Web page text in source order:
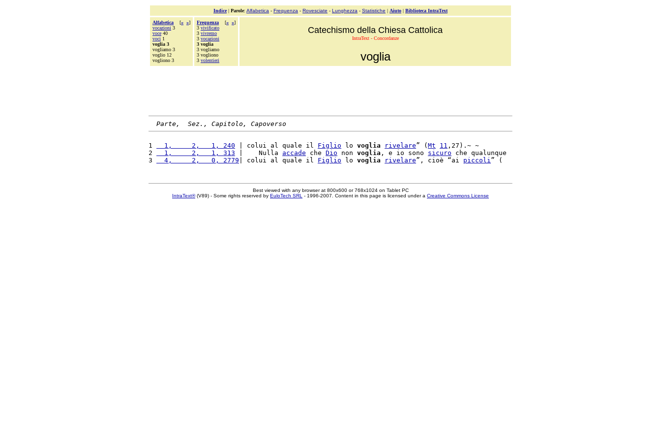
Indice| Parole: Alfabetica - Frequenza - Rovesciate - Lunghezza - Statistiche | Aiuto | Biblioteca IntraText
Alfabetica [« »]
vocazioni 3
voce 40
voci 1
voglia 3
vogliamo 3
voglio 12
vogliono 3
Frequenza [« »]
3 vivificato
3 vivremo
3 vocazioni
3 voglia
3 vogliamo
3 vogliono
3 volentieri
Catechismo della Chiesa Cattolica
IntraText - Concordanze
voglia
Parte,  Sez., Capitolo, Capoverso
1
  1,     2,   1, 240
| colui al quale il Figlio lo voglia rivelare” ( Mt 11 ,27).~ ~
2
  1,     2,   1, 313
|    Nulla accade che Dio non voglia , e io sono sicuro che qualunque
3
  4,     2,   0, 2779
| colui al quale il Figlio lo voglia rivelare”, cioè “ai piccoli
Best viewed with any browser at 800x600 or 768x1024 on Tablet PC
IntraText®(V89) - Some rights reserved by EuloTech SRL - 1996-2007. Content in this page is licensed under a Creative Commons License